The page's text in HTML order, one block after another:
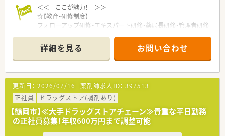
＜＜ ここが魅力！ ＞＞
☆【教育・研修制度】
フォローアップ研修・エキスパート研修・薬局長研修・管理者研修
また、e-learningを導入しており、こちらは会社で費用補助をし
ています。
その他、学会発表にも積極的に参加しており、日々の取り組みか
ら奨励し、調剤過誤防止については全社共有しています。
☆【福利厚生面】
産前・産後・育児休暇は100%取得可能で、時短勤務で働く社員も
多数いる環境です。
また、転居を伴う異動はなく、キャリアやライフプランの希望に
応じて、長く安心して働ける環境作りをしております。
詳細を見る お問い合わせ
更新日： 2026/07/16 薬剤師求人ID： 397513
正社員
ドラッグストア(調剤あり)
【鶴岡市】≪大手ドラッグストアチェーン≫貴重な平日勤務
の正社員募集！年収600万円まで調整可能